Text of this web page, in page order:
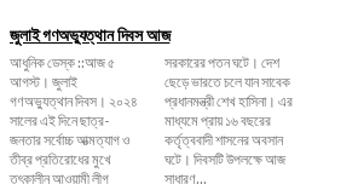
জুলাই গণঅভ্যুত্থান দিবস আজ
আধুনিক ডেস্ক ::আজ ৫
আগস্ট। জুলাই
গণঅভ্যুত্থান দিবস। ২০২৪
সালের এই দিনে ছাত্র-
জনতার সর্বোচ্চ আত্মত্যাগ ও
তীব্র প্রতিরোধের মুখে
তৎকালীন আওয়ামী লীগ
সরকারের পতন ঘটে। দেশ
ছেড়ে ভারতে চলে যান সাবেক
প্রধানমন্ত্রী শেখ হাসিনা। এর
মাধ্যমে প্রায় ১৬ বছরের
কর্তৃত্ববাদী শাসনের অবসান
ঘটে। দিবসটি উপলক্ষে আজ
সাধারণ...